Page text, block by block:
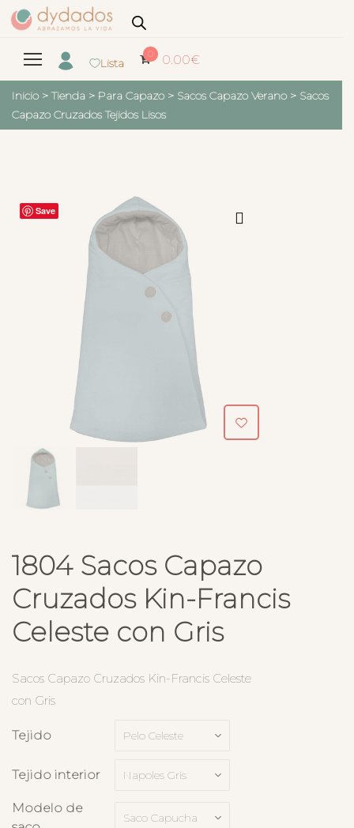
Lista
0 0.00€
Inicio > Tienda > Para Capazo > Sacos Capazo Verano > Sacos
Capazo Cruzados Tejidos Lisos
Save
1804 Sacos Capazo
Cruzados Kin-Francis
Celeste con Gris
Sacos Capazo Cruzados Kin-Francis Celeste
con Gris
Tejido
Tejido interior
Modelo de